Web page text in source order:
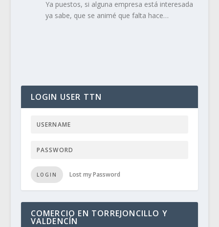
Ya puestos, si alguna empresa está interesada
ya sabe, que se animé que falta hace…
LOGIN USER TTN
LOGIN Lost my Password
COMERCIO EN TORREJONCILLO Y
VALDENCÍN